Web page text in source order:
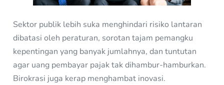
Sektor publik lebih suka menghindari risiko lantaran
dibatasi oleh peraturan, sorotan tajam pemangku
kepentingan yang banyak jumlahnya, dan tuntutan
agar uang pembayar pajak tak dihambur-hamburkan.
Birokrasi juga kerap menghambat inovasi.